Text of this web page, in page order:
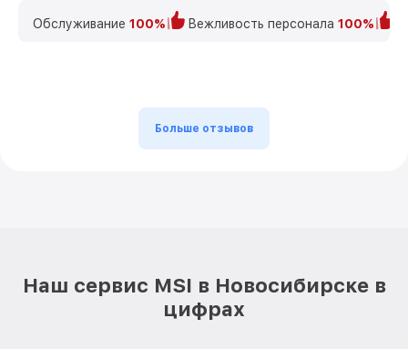
Обслуживание 100% Вежливость персонала 100%
Больше отзывов
Наш сервис MSI в Новосибирске в
цифрах